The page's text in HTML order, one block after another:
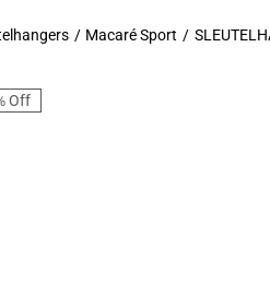
Macaré Sport
Off